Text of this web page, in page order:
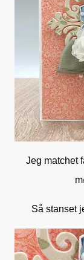
Jeg matchet
Så stanset